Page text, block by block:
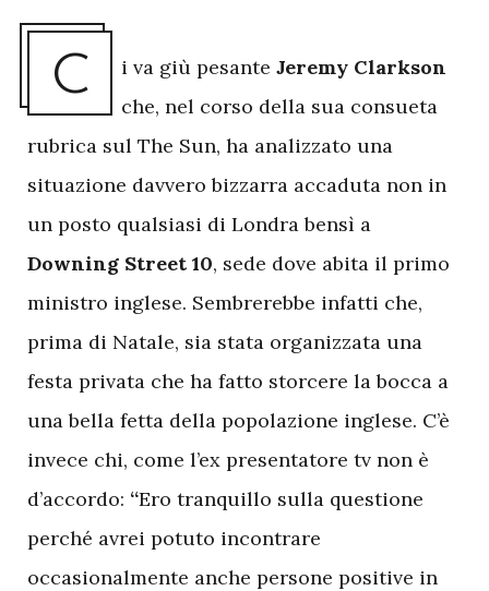
C i va giù pesante Jeremy Clarkson
che, nel corso della sua consueta
rubrica sul The Sun, ha analizzato una
situazione davvero bizzarra accaduta non in
un posto qualsiasi di Londra bensì a
Downing Street 10, sede dove abita il primo
ministro inglese. Sembrerebbe infatti che,
prima di Natale, sia stata organizzata una
festa privata che ha fatto storcere la bocca a
una bella fetta della popolazione inglese. C’è
invece chi, come l’ex presentatore tv non è
d’accordo: “Ero tranquillo sulla questione
perché avrei potuto incontrare
occasionalmente anche persone positive in